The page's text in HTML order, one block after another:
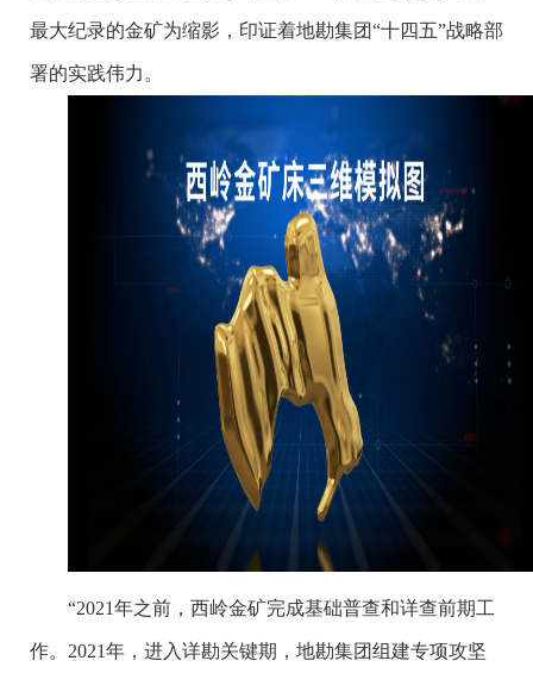
最大纪录的金矿为缩影，印证着地勘集团“十四五”战略部
署的实践伟力。
“2021年之前，西岭金矿完成基础普查和详查前期工
作。2021年，进入详勘关键期，地勘集团组建专项攻坚